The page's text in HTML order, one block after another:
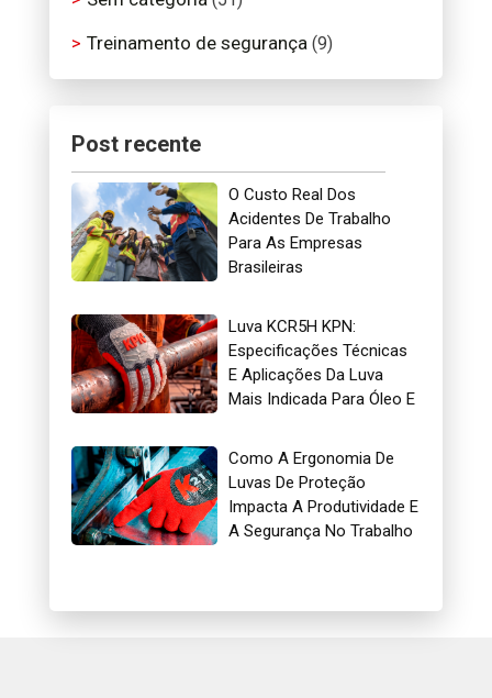
Treinamento de segurança(9)
Post recente
O Custo Real Dos
Acidentes De Trabalho
Para As Empresas
Brasileiras
Luva KCR5H KPN:
Especificações Técnicas
E Aplicações Da Luva
Mais Indicada Para Óleo E
Como A Ergonomia De
Luvas De Proteção
Impacta A Produtividade E
A Segurança No Trabalho